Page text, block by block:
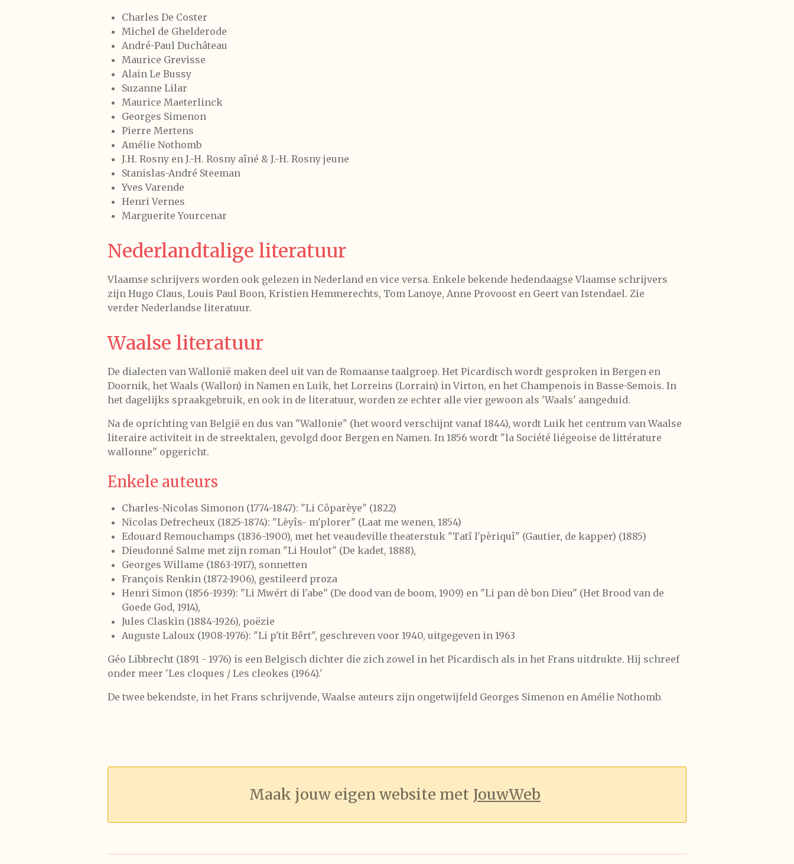
Charles De Coster
Michel de Ghelderode
André-Paul Duchâteau
Maurice Grevisse
Alain Le Bussy
Suzanne Lilar
Maurice Maeterlinck
Georges Simenon
Pierre Mertens
Amélie Nothomb
J.H. Rosny en J.-H. Rosny aîné & J.-H. Rosny jeune
Stanislas-André Steeman
Yves Varende
Henri Vernes
Marguerite Yourcenar
Nederlandtalige literatuur
Vlaamse schrijvers worden ook gelezen in Nederland en vice versa. Enkele bekende hedendaagse Vlaamse schrijvers
zijn Hugo Claus, Louis Paul Boon, Kristien Hemmerechts, Tom Lanoye, Anne Provoost en Geert van Istendael. Zie
verder Nederlandse literatuur.
Waalse literatuur
De dialecten van Wallonië maken deel uit van de Romaanse taalgroep. Het Picardisch wordt gesproken in Bergen en
Doornik, het Waals (Wallon) in Namen en Luik, het Lorreins (Lorrain) in Virton, en het Champenois in Basse-Semois. In
het dagelijks spraakgebruik, en ook in de literatuur, worden ze echter alle vier gewoon als 'Waals' aangeduid.
Na de oprichting van België en dus van "Wallonie" (het woord verschijnt vanaf 1844), wordt Luik het centrum van Waalse
literaire activiteit in de streektalen, gevolgd door Bergen en Namen. In 1856 wordt "la Société liégeoise de littérature
wallonne" opgericht.
Enkele auteurs
Charles-Nicolas Simonon (1774-1847): "Li Côparèye" (1822)
Nicolas Defrecheux (1825-1874): "Lèyîs- m'plorer" (Laat me wenen, 1854)
Edouard Remouchamps (1836-1900), met het veaudeville theaterstuk "Tatî l'pèriquî" (Gautier, de kapper) (1885)
Dieudonné Salme met zijn roman "Li Houlot" (De kadet, 1888),
Georges Willame (1863-1917), sonnetten
François Renkin (1872-1906), gestileerd proza
Henri Simon (1856-1939): "Li Mwért di l'abe" (De dood van de boom, 1909) en "Li pan dè bon Dieu" (Het Brood van de
Goede God, 1914),
Jules Claskin (1884-1926), poëzie
Auguste Laloux (1908-1976): "Li p'tit Bêrt", geschreven voor 1940, uitgegeven in 1963
Géo Libbrecht (1891 - 1976) is een Belgisch dichter die zich zowel in het Picardisch als in het Frans uitdrukte. Hij schreef
onder meer 'Les cloques / Les cleokes (1964).'
De twee bekendste, in het Frans schrijvende, Waalse auteurs zijn ongetwijfeld Georges Simenon en Amélie Nothomb.
Maak jouw eigen website met JouwWeb